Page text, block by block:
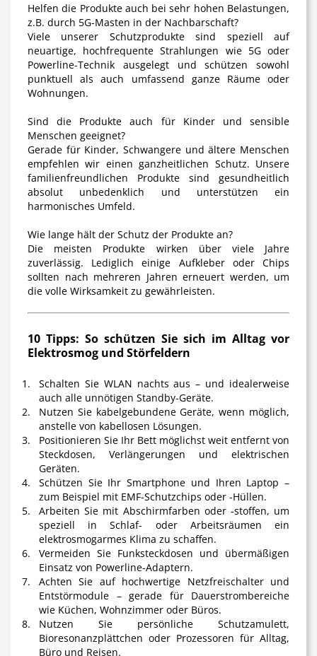
Helfen die Produkte auch bei sehr hohen Belastungen,
z.B. durch 5G-Masten in der Nachbarschaft?
Viele unserer Schutzprodukte sind speziell auf
neuartige, hochfrequente Strahlungen wie 5G oder
Powerline-Technik ausgelegt und schützen sowohl
punktuell als auch umfassend ganze Räume oder
Wohnungen.
Sind die Produkte auch für Kinder und sensible
Menschen geeignet?
Gerade für Kinder, Schwangere und ältere Menschen
empfehlen wir einen ganzheitlichen Schutz. Unsere
familienfreundlichen Produkte sind gesundheitlich
absolut unbedenklich und unterstützen ein
harmonisches Umfeld.
Wie lange hält der Schutz der Produkte an?
Die meisten Produkte wirken über viele Jahre
zuverlässig. Lediglich einige Aufkleber oder Chips
sollten nach mehreren Jahren erneuert werden, um
die volle Wirksamkeit zu gewährleisten.
10 Tipps: So schützen Sie sich im Alltag vor
Elektrosmog und Störfeldern
Schalten Sie WLAN nachts aus – und idealerweise
auch alle unnötigen Standby-Geräte.
Nutzen Sie kabelgebundene Geräte, wenn möglich,
anstelle von kabellosen Lösungen.
Positionieren Sie Ihr Bett möglichst weit entfernt von
Steckdosen, Verlängerungen und elektrischen
Geräten.
Schützen Sie Ihr Smartphone und Ihren Laptop –
zum Beispiel mit EMF-Schutzchips oder -Hüllen.
Arbeiten Sie mit Abschirmfarben oder -stoffen, um
speziell in Schlaf- oder Arbeitsräumen ein
elektrosmogarmes Klima zu schaffen.
Vermeiden Sie Funksteckdosen und übermäßigen
Einsatz von Powerline-Adaptern.
Achten Sie auf hochwertige Netzfreischalter und
Entstörmodule – gerade für Dauerstrombereiche
wie Küchen, Wohnzimmer oder Büros.
Nutzen Sie persönliche Schutzamulett,
Bioresonanzplättchen oder Prozessoren für Alltag,
Büro und Reisen.